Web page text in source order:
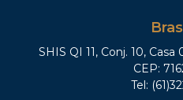
SHIS QI 11, Conj. 10,
CEP:
Tel: